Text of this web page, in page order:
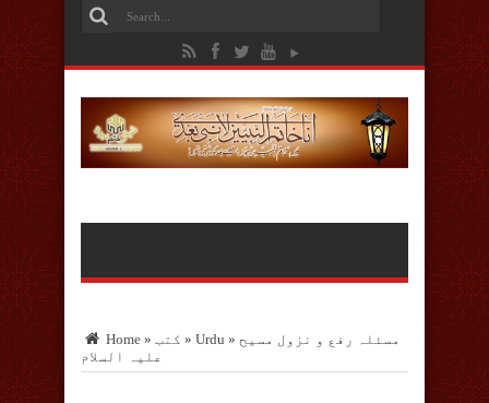
Home » کتب » Urdu » مسئلہ رفع و نزول مسیح
علیہ السلام